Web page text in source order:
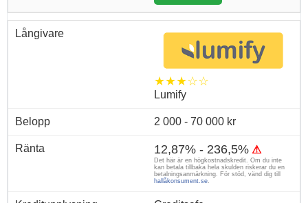
★★★☆☆
Lumify
2 000 - 70 000 kr
12,87% - 236,5% ⚠
Det här är en högkostnadskredit. Om du inte
kan betala tillbaka hela skulden riskerar du en
betalningsanmärkning. För stöd, vänd dig till
hallåkonsument.se